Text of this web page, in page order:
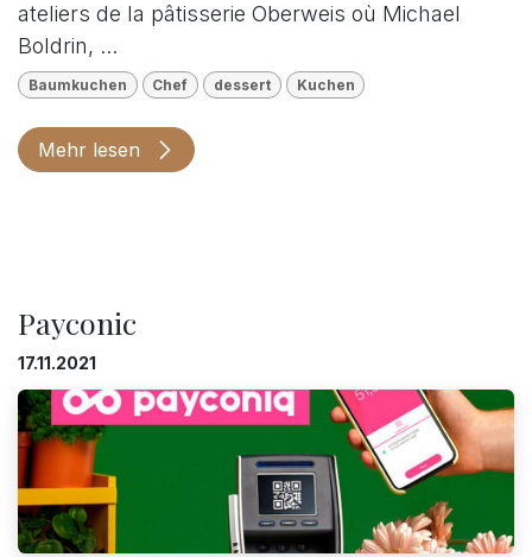
ateliers de la pâtisserie Oberweis où Michael
Boldrin, ...
Baumkuchen Chef dessert Kuchen
Mehr lesen
Payconic
17.11.2021